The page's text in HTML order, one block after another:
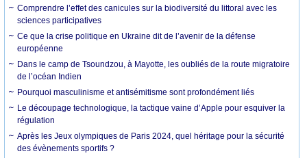
Comprendre l’effet des canicules sur la biodiversité du littoral avec les
sciences participatives
Ce que la crise politique en Ukraine dit de l’avenir de la défense
européenne
Dans le camp de Tsoundzou, à Mayotte, les oubliés de la route migratoire
de l’océan Indien
Pourquoi masculinisme et antisémitisme sont profondément liés
Le découpage technologique, la tactique vaine d’Apple pour esquiver la
régulation
Après les Jeux olympiques de Paris 2024, quel héritage pour la sécurité
des évènements sportifs ?